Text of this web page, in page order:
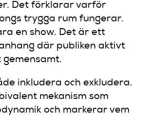
Det förklarar varför
trygga rum fungerar.
en show. Det är ett
där publiken aktivt
inkludera och exkludera.
mekanism som
och markerar vem